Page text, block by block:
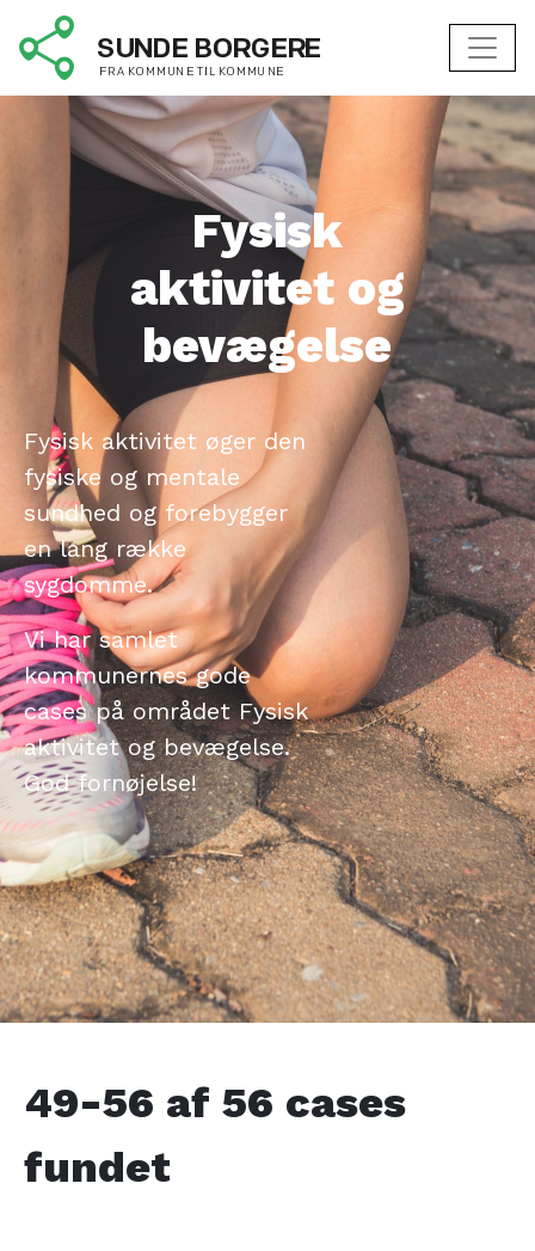
Fysisk
aktivitet og
bevægelse
Fysisk aktivitet øger den
fysiske og mentale
sundhed og forebygger
en lang række
sygdomme.
Vi har samlet
kommunernes gode
cases på området Fysisk
aktivitet og bevægelse.
God fornøjelse!
49-56 af 56 cases
fundet